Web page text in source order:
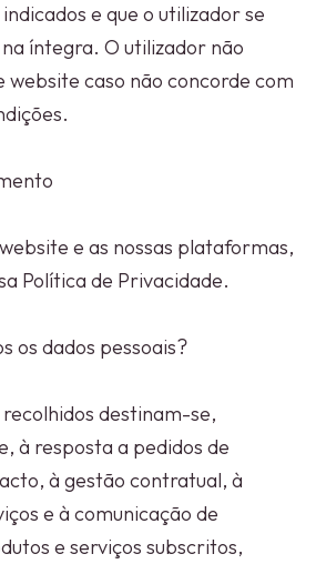
e que o utilizador se
íntegra. O utilizador não
website caso não concorde com
e as nossas plataformas,
Política de Privacidade.
os dados pessoais?
destinam-se,
à resposta a pedidos de
à gestão contratual, à
e à comunicação de
e serviços subscritos,